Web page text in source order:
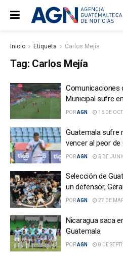
Inicio Etiqueta Carlos Mejía
Tag: Carlos Mejía
Comunicaciones
Municipal sufre
PORAGN 16 DE
Guatemala sufre
vencer al peor
PORAGN 5 DE
Selección de
un defensor,
PORAGN 27 DE
Nicaragua saca
Guatemala
PORAGN 8 DE